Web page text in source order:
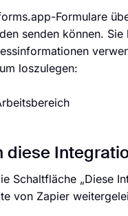
Formulare
senden können.
loszulegen:
diese
Schaltfläche „Diese
von Zapier